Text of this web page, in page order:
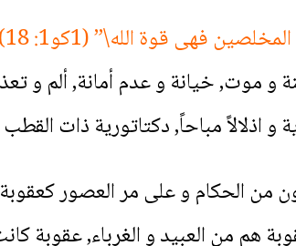
فهى قوة الله\” (1كو1: 18).
و موت, خيانة و عدم أمانة, ألم
مباحاً, دكتاتورية ذات
من الحكام و على مر العصور
هم من العبيد و الغرباء, عقوبة